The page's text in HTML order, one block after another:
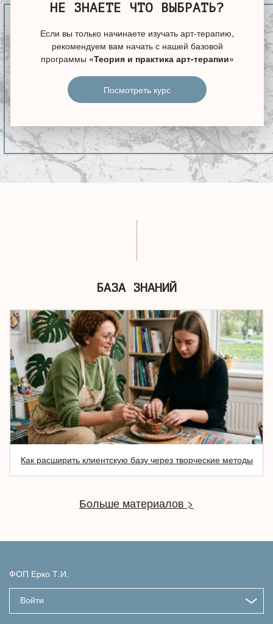
НЕ ЗНАЕТЕ ЧТО ВЫБРАТЬ?
Если вы только начинаете изучать арт-терапию,
рекомендуем вам начать с нашей базовой
программы «Теория и практика арт-терапии»
Посмотреть курс
БАЗА ЗНАНИЙ
Как расширить клиентскую базу через творческие методы
Больше материалов >
ФОП Ерко Т.И.
Войти